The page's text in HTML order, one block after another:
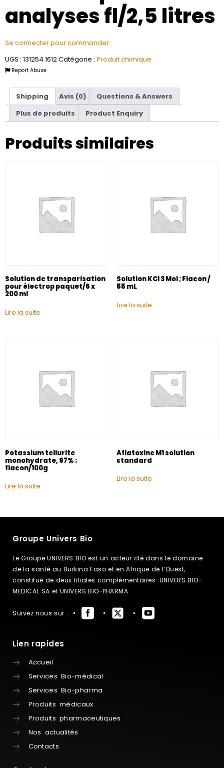
analyses fl/2,5 litres
Se connecter pour commander
UGS : 131254.1612Catégorie : Produit chimique
Report Abuse
Shipping Avis (0)
Questions & Answers
Plus de produits
Product Enquiry
Produits similaires
Solution de transparisation
pour électrop paquet/6 x
200 ml
Lire la suite
Solution KCl 3 Mol ; Flacon /
55 mL
Lire la suite
Potassium tellurite
monohydrate, 97% ;
flacon/100g
Lire la suite
Aflatoxine M1 solution
standard
Lire la suite
Groupe Univers Bio
Le Groupe UNIVERS BIO est un acteur clé dans le domaine
de la santé au Burkina Faso et en Afrique de l’Ouest,
constitué de deux filiales complémentaires: UNIVERS BIO-
MEDICAL SA et UNIVERS BIO-PHARMA
Suivez nous sur :
Lien rapides
Accueil
Services Bio-médical
Services Bio-pharma
Produits médicaux
Produits pharmaceutiques
Nos actualités
Contacts